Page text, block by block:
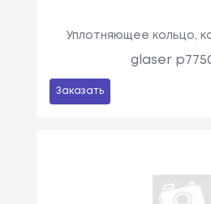
Уплотняющее кольцо,
glaser
Заказать